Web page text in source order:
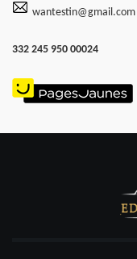
wantestin@gmail.com
332 245 950 00024